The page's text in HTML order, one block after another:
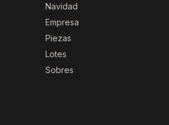
Navidad
Empresa
Piezas
Lotes
Sobres